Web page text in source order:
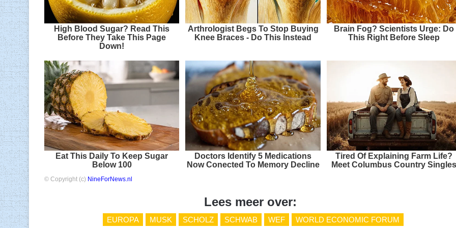
High Blood Sugar? Read This
Before They Take This Page
Down!
Arthrologist Begs To Stop Buying
Knee Braces - Do This Instead
Brain Fog? Scientists Urge: Do
This Right Before Sleep
Eat This Daily To Keep Sugar
Below 100
Doctors Identify 5 Medications
Now Conected To Memory Decline
Tired Of Explaining Farm Life?
Meet Columbus Country
© Copyright (c) NineForNews.nl
Lees meer over:
EUROPA MUSK SCHOLZ SCHWAB WEF WORLD ECONOMIC FORUM